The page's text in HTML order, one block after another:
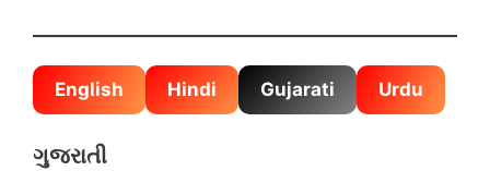
English Hindi Gujarati Urdu
ગુજરાતી